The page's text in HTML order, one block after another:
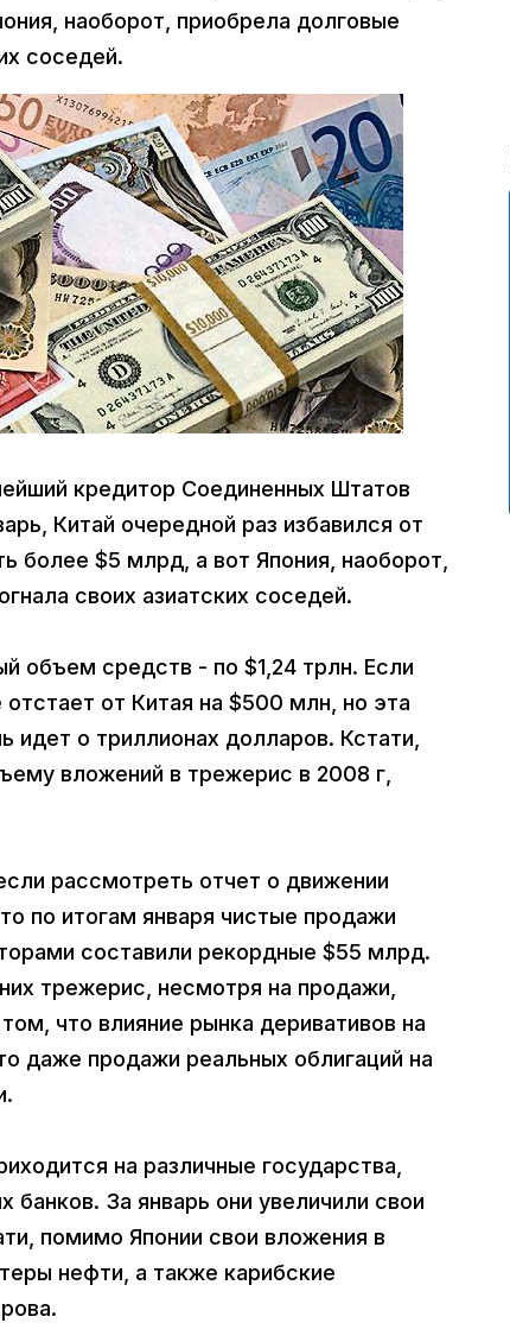
наоборот, приобрела долговые
соседей.
кредитор Соединенных Штатов
Китай очередной раз избавился от
более $5 млрд, а вот Япония, наоборот,
своих азиатских соседей.
объем средств - по $1,24 трлн. Если
от Китая на $500 млн, но эта
идет о триллионах долларов. Кстати,
вложений в трежерис в 2008 г,
рассмотреть отчет о движении
по итогам января чистые продажи
составили рекордные $55 млрд.
трежерис, несмотря на продажи,
что влияние рынка деривативов на
даже продажи реальных облигаций на
на различные государства,
За январь они увеличили свои
помимо Японии свои вложения в
нефти, а также карибские